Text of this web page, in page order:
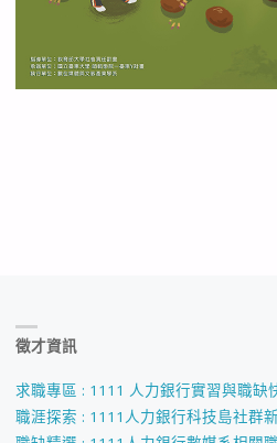
徵才資訊
求職專區 : 1111 人力銀行實習與職缺
職涯探索 : 1111人力銀行科技島社群